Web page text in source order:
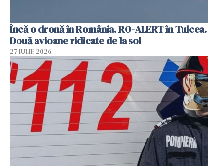
Încă o dronă în România. RO-ALERT în Tulcea.
Două avioane ridicate de la sol
27 IULIE 2026